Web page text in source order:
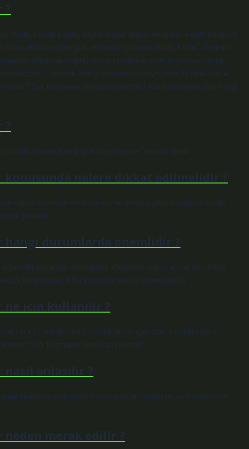
?
Allah’a ortak koşan, başka ilahlar edinip onlardan medet uman ve
akaidine göre şirk, en büyük günahtır. Allah, Kuran’ı Kerim’in
affedebileceğini; ancak kendisine ortak koşanların hiçbir
1 cnnturk.com 2 sorularlaislamiyet.com 3 reddit.com 4
Şirk koşmanın sonuçları nelerdir? Kuran’da şirkle ilgili hangi
?
Yanıtın içeriği Şirk koşan kişiye "müşrik" denir .
konusunda nelere dikkat edilmelidir ?
edinip onlardan medet uman ve kendi yaptıkları putlara secde
günahtır.
hangi durumlarda onemlidir ?
günahları dilediğinde affedebileceğini; ancak kendisine
bildirilmiştir. 2 Bu yanıt size nasıl yardımcı oldu?
ne icin kullanilir ?
1 cnnturk.com 2 sorularlaislamiyet.com 3 reddit.com 4
Şirk koşmanın sonuçları nelerdir?
nasil anlasilir ?
facebook.com cnnturk.com sorularlaislamiyet.com reddit.com
merak edilir ?